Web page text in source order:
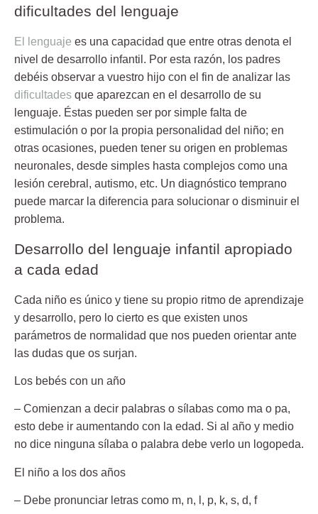
dificultades del lenguaje
El lenguaje es una capacidad que entre otras denota el
nivel de desarrollo infantil . Por esta razón, los padres
debéis observar a vuestro hijo con el fin de analizar las
dificultades que aparezcan en el desarrollo de su
lenguaje. Éstas pueden ser por simple falta de
estimulación o por la propia personalidad del niño; en
otras ocasiones, pueden tener su origen en problemas
neuronales, desde simples hasta complejos como una
lesión cerebral, autismo, etc. Un diagnóstico temprano
puede marcar la diferencia para solucionar o disminuir el
problema.
Desarrollo del lenguaje infantil apropiado
a cada edad
Cada niño es único y tiene su propio ritmo de aprendizaje
y desarrollo, pero lo cierto es que existen unos
parámetros de normalidad que nos pueden orientar ante
las dudas que os surjan.
Los bebés con un año
– Comienzan a decir palabras o sílabas como ma o pa,
esto debe ir aumentando con la edad. Si al año y medio
no dice ninguna sílaba o palabra debe verlo un logopeda.
El niño a los dos años
– Debe pronunciar letras como m, n, l, p, k, s, d, f